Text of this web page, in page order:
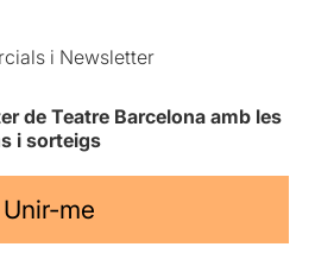
i Newsletter
de Teatre Barcelona amb les
i sorteigs
Unir-me